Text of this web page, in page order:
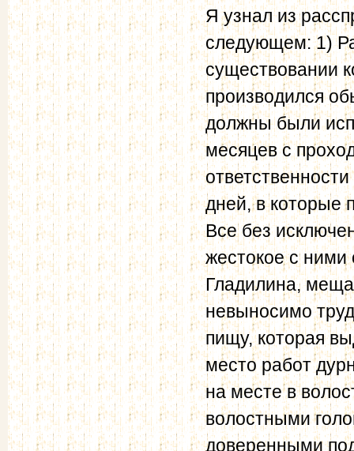
Я узнал из
следующем: 1)
существовании
производился
должны были
месяцев с
дней, в которые
Все без
жестокое с ними
Гладилина,
невыносимо
пищу, которая
место работ
на месте в
волостными
доверенными